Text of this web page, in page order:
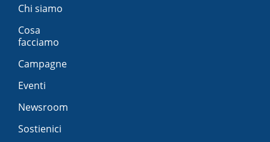
Chi siamo
Cosa
facciamo
Campagne
Eventi
Newsroom
Sostienici